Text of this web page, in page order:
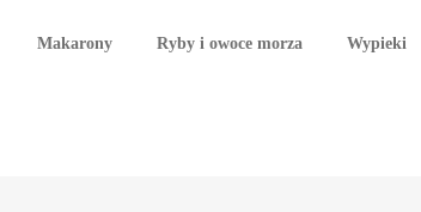
Makarony Ryby i owoce morza Wypieki